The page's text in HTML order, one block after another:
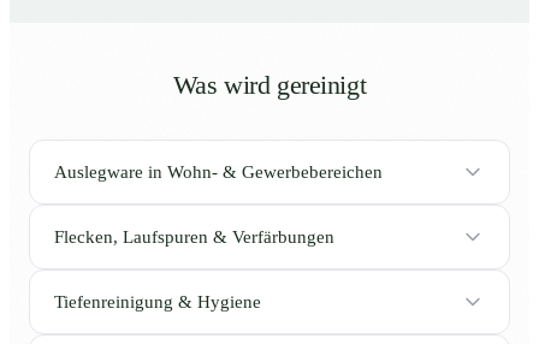
Was wird gereinigt
Auslegware in Wohn- & Gewerbebereichen
Flecken, Laufspuren & Verfärbungen
Tiefenreinigung & Hygiene